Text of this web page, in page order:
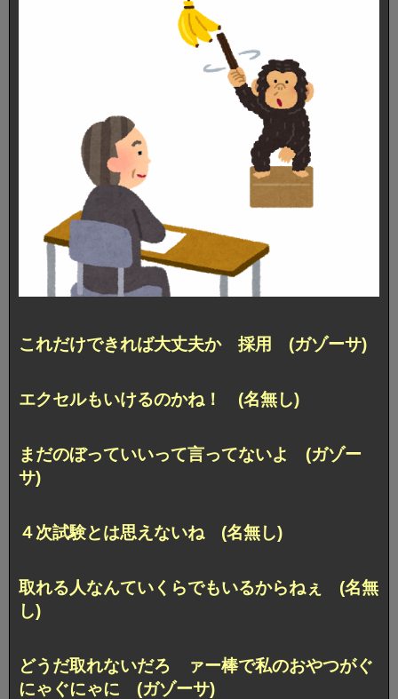
これだけできれば大丈夫か 採用 (ガゾーサ)
エクセルもいけるのかね！ (名無し)
まだのぼっていいって言ってないよ (ガゾー
サ)
４次試験とは思えないね (名無し)
取れる人なんていくらでもいるからねぇ (名無
し)
どうだ取れないだろ ァー棒で私のおやつがぐ
にゃぐにゃに (ガゾーサ)